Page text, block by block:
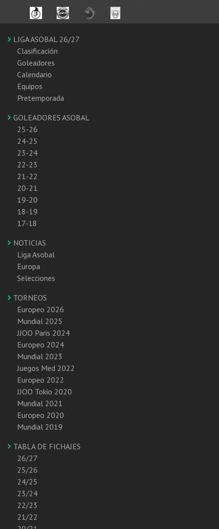
LIGA ASOBAL 26/27
Clasificación
Goleadores
Calendario
Equipos
Pretemporada
GOLEADORES ASOBAL
25-26
24-25
23-24
22-23
21-22
20-21
19-20
18-19
17-18
NOTICIAS
Liga Asobal
Europa
Selecciones
TORNEOS
Europeo 2026
Mundial 2025
JJOO Paris 2024
Europeo 2024
Mundial 2023
Juegos Med 2022
Europeo 2022
JJOO Tokio 2020
Mundial 2021
Europeo 2020
Mundial 2019
TABLA DE FICHAJES
26/27
25/26
24/25
23/24
22/23
21/22